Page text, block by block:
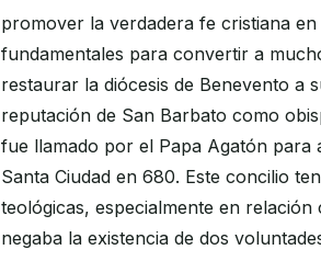
promover la verdadera fe cristiana
fundamentales para convertir a
restaurar la diócesis de Benevento a
reputación de San Barbato como
fue llamado por el Papa Agatón
Santa Ciudad en 680. Este concilio
teológicas, especialmente en
negaba la existencia de dos